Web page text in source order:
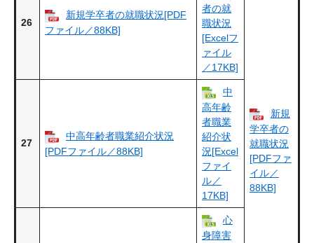
26
新規学卒者の就職状況[PDF
ファイル／88KB]
者の就
職状況
[Excelフ
ァイル
／17KB]
新規
学卒者の
就職状況
[PDFファ
イル／
88KB]
27
中高年齢者職業紹介状況
[PDFファイル／88KB]
中
高年齢
者職業
紹介状
況[Excel
ファイ
ル／
17KB]
心
身障害